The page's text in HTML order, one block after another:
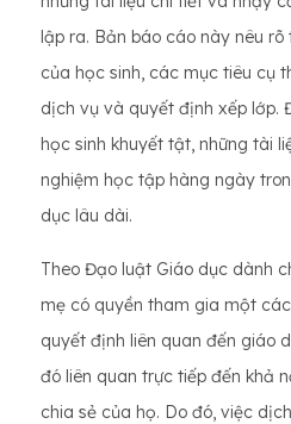
lập ra. Bản báo cáo này nêu
của học sinh, các mục tiêu cụ
dịch vụ và quyết định xếp lớp.
học sinh khuyết tật, những tài
nghiệm học tập hàng ngày
dục lâu dài.
Theo Đạo luật Giáo dục dành
mẹ có quyền tham gia một
quyết định liên quan đến giáo
đó liên quan trực tiếp đến khả
chia sẻ của họ. Do đó, việc